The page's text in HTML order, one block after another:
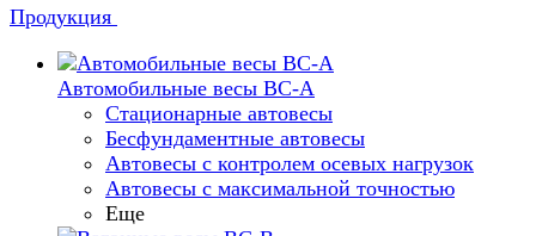
Продукция
Автомобильные весы ВС-А
Стационарные автовесы
Бесфундаментные автовесы
Автовесы с контролем осевых нагрузок
Автовесы с максимальной точностью
Еще